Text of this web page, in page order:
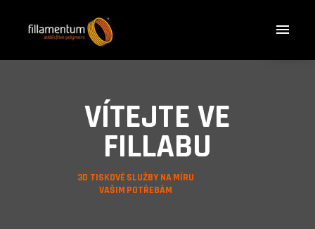
VÍTEJTE VE
FILLABU
3D TISKOVÉ SLUŽBY NA MÍRU
VAŠIM POTŘEBÁM